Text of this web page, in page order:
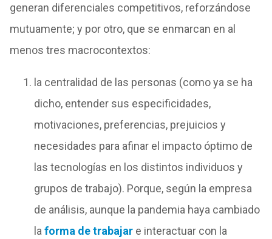
generan diferenciales competitivos, reforzándose
mutuamente; y por otro, que se enmarcan en al
menos tres macrocontextos:
la centralidad de las personas (como ya se ha
dicho, entender sus especificidades,
motivaciones, preferencias, prejuicios y
necesidades para afinar el impacto óptimo de
las tecnologías en los distintos individuos y
grupos de trabajo). Porque, según la empresa
de análisis, aunque la pandemia haya cambiado
la forma de trabajare interactuar con la